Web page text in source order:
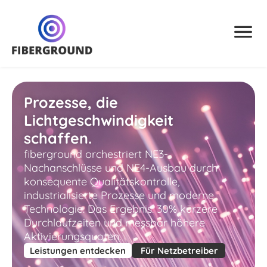
Prozesse, die
Lichtgeschwindigkeit
schaffen.
fiberground orchestriert NE3-
Nachanschlüsse und NE4-Ausbau durch
konsequente Qualitätskontrolle,
industrialisierte Prozesse und moderne
Technologie. Das Ergebnis: 30% kürzere
Durchlaufzeiten und messbar höhere
Aktivierungsquoten.
Leistungen entdecken Für Netzbetreiber